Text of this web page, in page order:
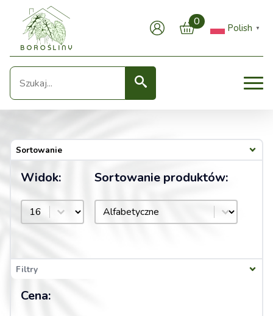
0
Polish ▼
Seearch
Sortowanie
Widok:
Widok:
Sortowanie produktów:
Sortowanie produktów:
Sortowanie produktów:
Filtry
Cena: